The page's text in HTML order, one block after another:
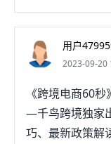
用户
2023-09-20
《跨境电商60
—千鸟跨境独家
巧、最新政策解